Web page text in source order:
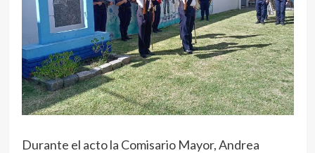
Durante el acto la Comisario Mayor, Andrea